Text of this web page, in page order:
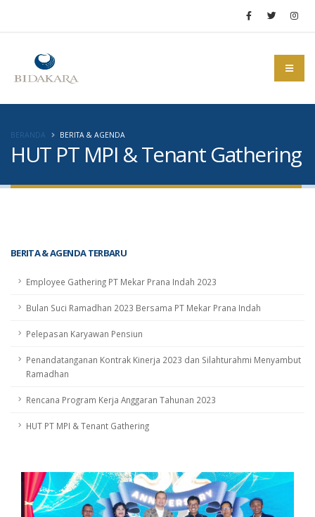
HUT PT MPI & Tenant Gathering
BERANDA BERITA & AGENDA
BERITA & AGENDA TERBARU
Employee Gathering PT Mekar Prana Indah 2023
Bulan Suci Ramadhan 2023 Bersama PT Mekar Prana Indah
Pelepasan Karyawan Pensiun
Penandatanganan Kontrak Kinerja 2023 dan Silahturahmi Menyambut
Ramadhan
Rencana Program Kerja Anggaran Tahunan 2023
HUT PT MPI & Tenant Gathering